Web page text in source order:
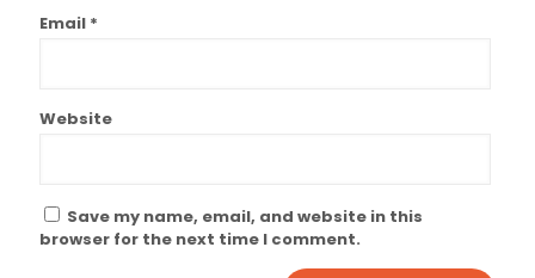
Email *
Website
Save my name, email, and website in this
browser for the next time I comment.